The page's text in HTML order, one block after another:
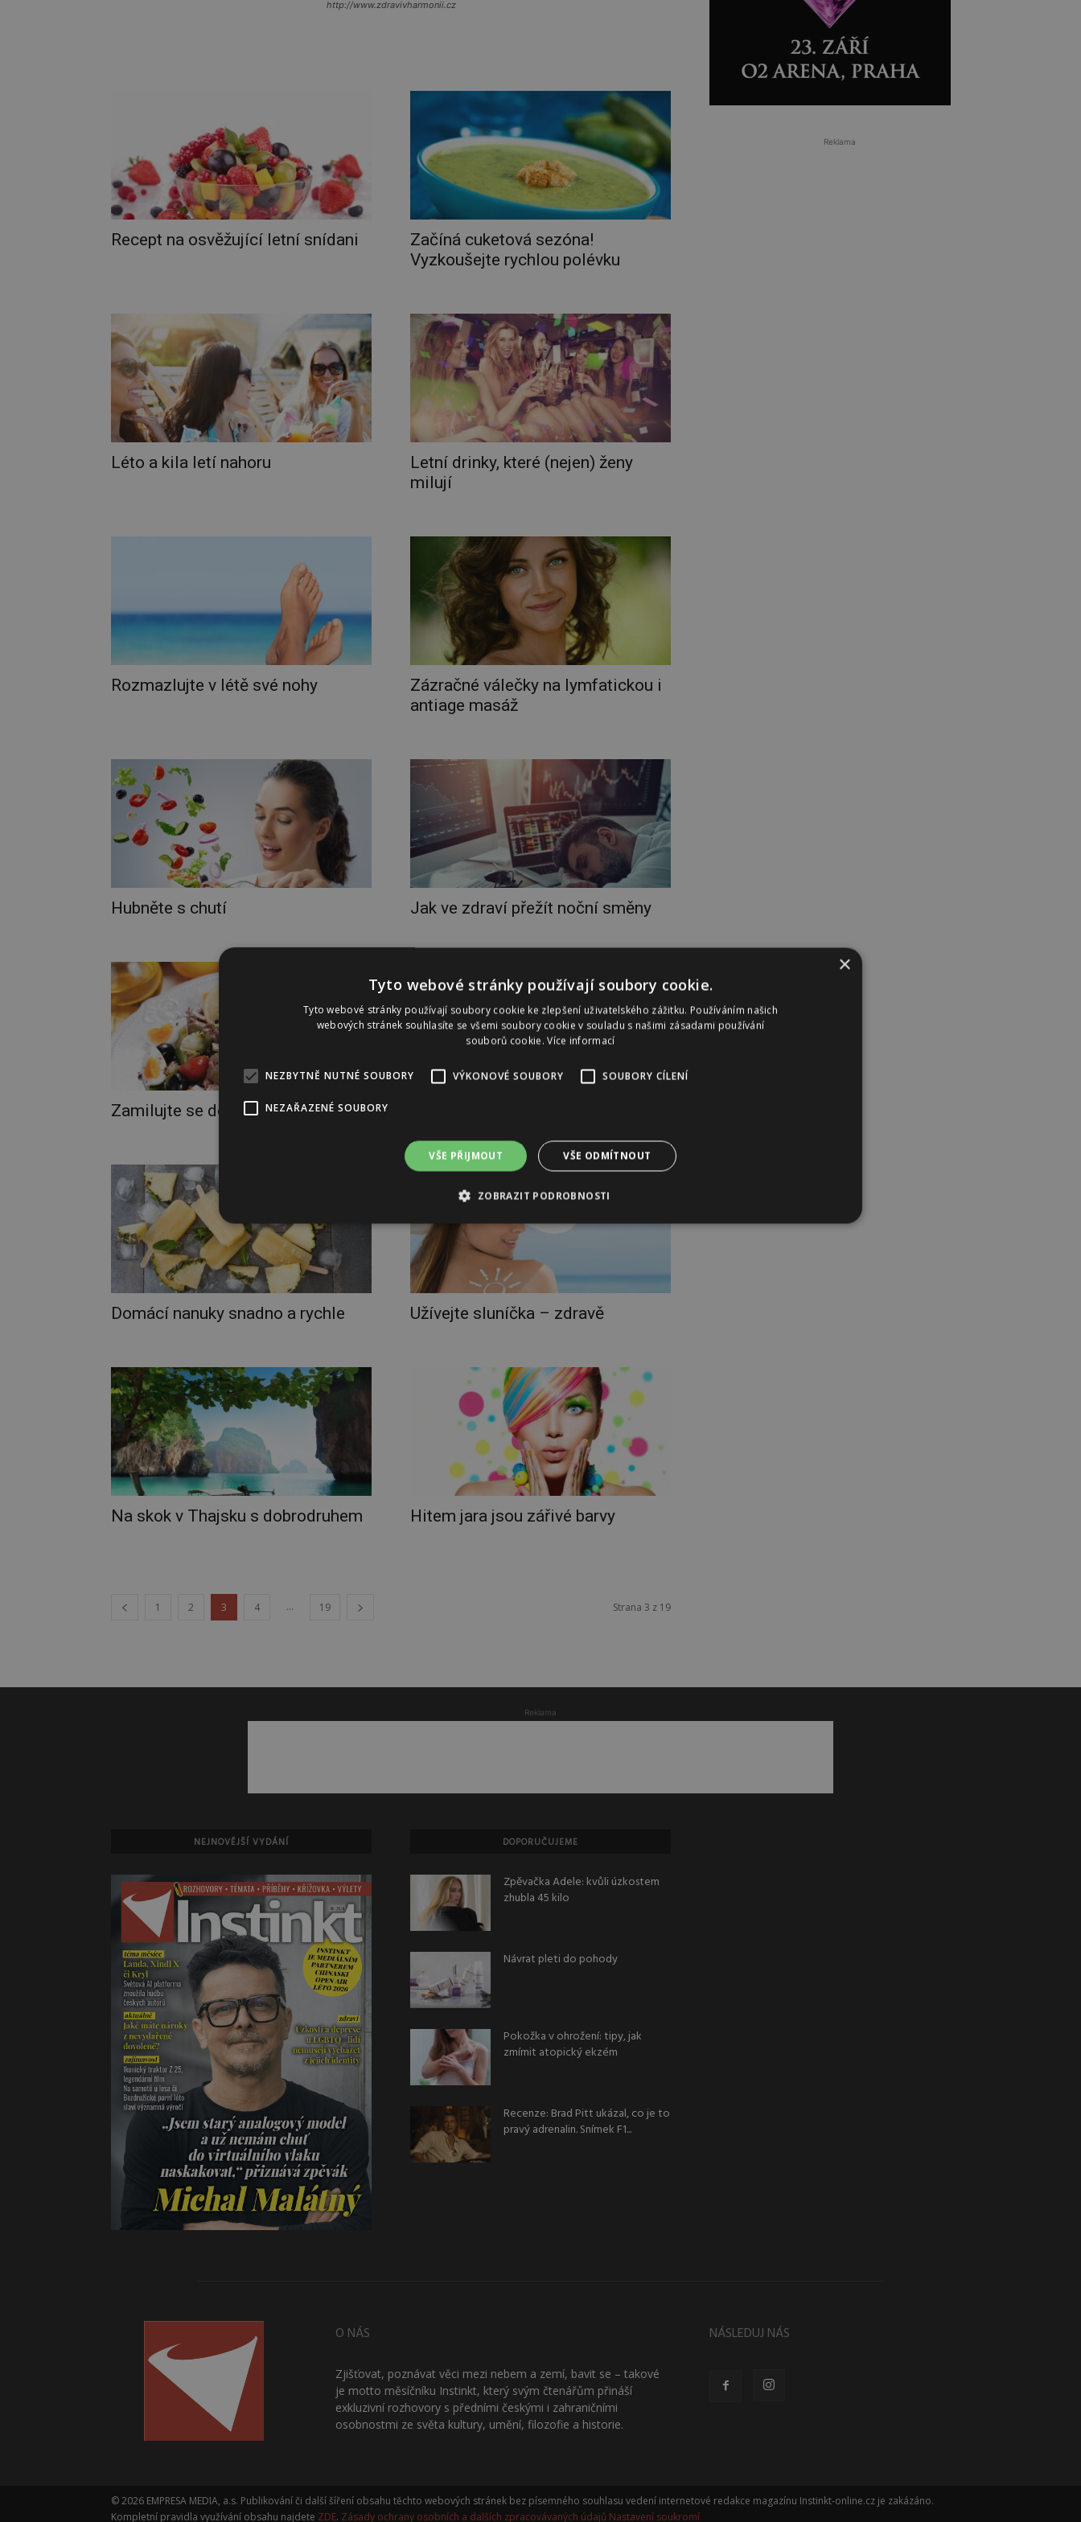
http://www.zdravivharmonii.cz
Recept na osvěžující letní snídani
Začíná cuketová sezóna!
Vyzkoušejte rychlou polévku
Léto a kila letí nahoru
Letní drinky, které (nejen) ženy
milují
Rozmazlujte v létě své nohy
Zázračné válečky na lymfatickou i
antiage masáž
Hubněte s chutí Jak ve zdraví přežít noční směny
Zamilujte se do Francie
Domácí nanuky snadno a rychle Užívejte sluníčka – zdravě
Na skok v Thajsku s dobrodruhem Hitem jara jsou zářivé barvy
1 2 3 4 ... 19 Strana 3 z 19
Reklama
Reklama
NEJNOVĚJŠÍ VYDÁNÍ DOPORUČUJEME
Zpěvačka Adele: kvůli úzkostem
zhubla 45 kilo
Návrat pleti do pohody
Pokožka v ohrožení: tipy, jak
zmírnit atopický ekzém
Recenze: Brad Pitt ukázal, co je to
pravý adrenalin. Snímek F1...
O NÁS
Zjišťovat, poznávat věci mezi nebem a zemí, bavit se – takové
je motto měsíčníku Instinkt, který svým čtenářům přináší
exkluzivní rozhovory s předními českými i zahraničními
osobnostmi ze světa kultury, umění, filozofie a historie.
NÁSLEDUJ NÁS
© 2026 EMPRESA MEDIA, a.s. Publikování či další šíření obsahu těchto webových stránek bez písemného souhlasu vedení internetové redakce magazínu Instinkt-online.cz je zakázáno.
Kompletní pravidla využívání obsahu najdete ZDE. Zásady ochrany osobních a dalších zpracovávaných údajů Nastavení soukromí
×
Tyto webové stránky používají soubory cookie.
Tyto webové stránky používají soubory cookie ke zlepšení uživatelského zážitku. Používáním našich
webových stránek souhlasíte se všemi soubory cookie v souladu s našimi zásadami používání
souborů cookie.Více informací
NEZBYTNĚ NUTNÉ SOUBORY VÝKONOVÉ SOUBORY SOUBORY CÍLENÍ
NEZAŘAZENÉ SOUBORY
VŠE PŘIJMOUT VŠE ODMÍTNOUT
ZOBRAZIT PODROBNOSTI